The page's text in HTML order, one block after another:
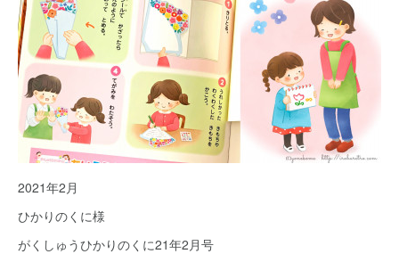
2021年2月
ひかりのくに様
がくしゅうひかりのくに21年2月号